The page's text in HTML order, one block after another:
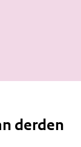
derden